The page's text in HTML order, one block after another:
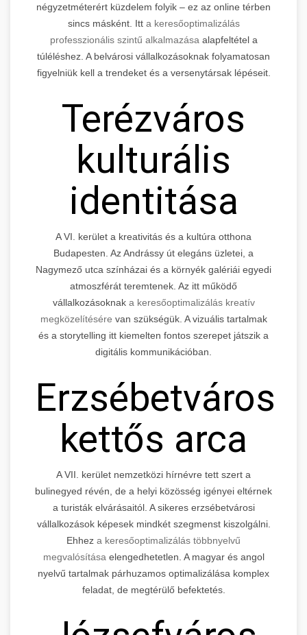
négyzetméterért küzdelem folyik – ez az online térben
sincs másként. Itt a keresőoptimalizálás
professzionális szintű alkalmazása alapfeltétel a
túléléshez. A belvárosi vállalkozásoknak folyamatosan
figyelniük kell a trendeket és a versenytársak lépéseit.
Terézváros
kulturális
identitása
A VI. kerület a kreativitás és a kultúra otthona
Budapesten. Az Andrássy út elegáns üzletei, a
Nagymező utca színházai és a környék galériái egyedi
atmoszférát teremtenek. Az itt működő
vállalkozásoknak a keresőoptimalizálás kreatív
megközelítésére van szükségük. A vizuális tartalmak
és a storytelling itt kiemelten fontos szerepet játszik a
digitális kommunikációban.
Erzsébetváros
kettős arca
A VII. kerület nemzetközi hírnévre tett szert a
bulinegyed révén, de a helyi közösség igényei eltérnek
a turisták elvárásaitól. A sikeres erzsébetvárosi
vállalkozások képesek mindkét szegmenst kiszolgálni.
Ehhez a keresőoptimalizálás többnyelvű
megvalósítása elengedhetetlen. A magyar és angol
nyelvű tartalmak párhuzamos optimalizálása komplex
feladat, de megtérülő befektetés.